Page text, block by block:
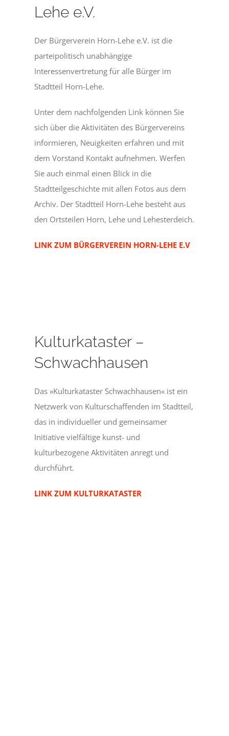
Lehe e.V.
Der Bürgerverein Horn-Lehe e.V. ist die
parteipolitisch unabhängige
Interessenvertretung für alle Bürger im
Stadtteil Horn-Lehe.
Unter dem nachfolgenden Link können Sie
sich über die Aktivitäten des Bürgervereins
informieren, Neuigkeiten erfahren und mit
dem Vorstand Kontakt aufnehmen. Werfen
Sie auch einmal einen Blick in die
Stadtteilgeschichte mit allen Fotos aus dem
Archiv. Der Stadtteil Horn-Lehe besteht aus
den Ortsteilen Horn, Lehe und Lehesterdeich.
LINK ZUM BÜRGERVEREIN HORN-LEHE E.V
Kulturkataster –
Schwachhausen
Das »Kulturkataster Schwachhausen« ist ein
Netzwerk von Kulturschaffenden im Stadtteil,
das in individueller und gemeinsamer
Initiative vielfältige kunst- und
kulturbezogene Aktivitäten anregt und
durchführt.
LINK ZUM KULTURKATASTER